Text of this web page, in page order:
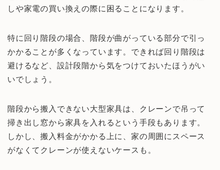
しや家電の買い換えの際に困ることになります。
特に回り階段の場合、階段が曲がっている部分で引っ
かかることが多くなっています。できれば回り階段は
避けるなど、設計段階から気をつけておいたほうがい
いでしょう。
階段から搬入できない大型家具は、クレーンで吊って
掃き出し窓から家具を入れるという手段もあります。
しかし、搬入料金がかかる上に、家の周囲にスペース
がなくてクレーンが使えないケースも。